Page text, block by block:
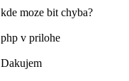
kde moze bit chyba?
php v prilohe
Dakujem